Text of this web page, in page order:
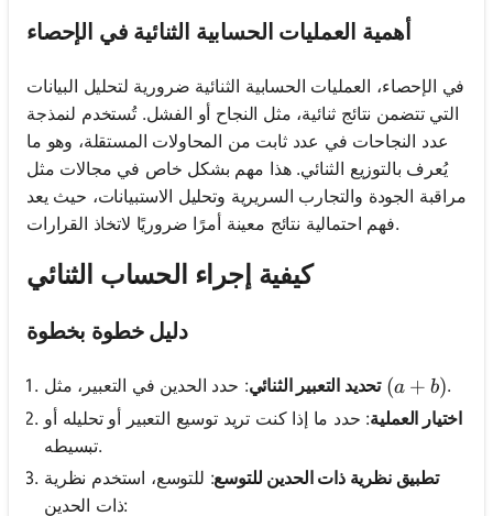
أهمية العمليات الحسابية الثنائية في الإحصاء
في الإحصاء، العمليات الحسابية الثنائية ضرورية لتحليل البيانات
التي تتضمن نتائج ثنائية، مثل النجاح أو الفشل. تُستخدم لنمذجة
عدد النجاحات في عدد ثابت من المحاولات المستقلة، وهو ما
يُعرف بالتوزيع الثنائي. هذا مهم بشكل خاص في مجالات مثل
مراقبة الجودة والتجارب السريرية وتحليل الاستبيانات، حيث يعد
فهم احتمالية نتائج معينة أمرًا ضروريًا لاتخاذ القرارات.
كيفية إجراء الحساب الثنائي
دليل خطوة بخطوة
تحديد التعبير الثنائي: حدد الحدين في التعبير، مثل (a + b)
(a + b).
اختيار العملية: حدد ما إذا كنت تريد توسيع التعبير أو تحليله أو
تبسيطه.
تطبيق نظرية ذات الحدين للتوسع: للتوسع، استخدم نظرية
ذات الحدين: